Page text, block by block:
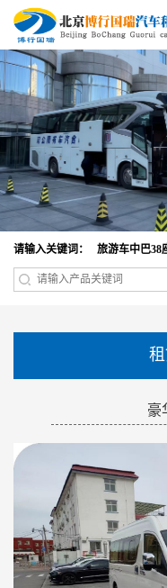
请输入关键词： 旅游车中巴38
豪